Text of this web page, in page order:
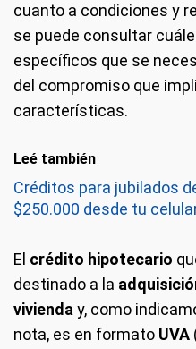
cuanto a condiciones y
se puede consultar
específicos que se
del compromiso que
características.
Leé también
Créditos para jubilados
$250.000 desde tu
El crédito hipotecario
destinado a la
vivienda y, como
nota, es en formato UVA